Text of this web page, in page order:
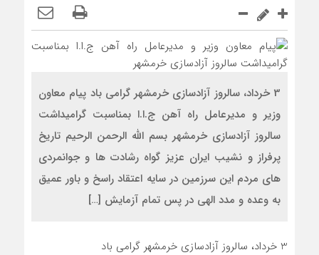
3 خرداد، سالروز آزادسازی خرمشهر گرامی باد پیام معاون
وزیر و مدیرعامل راه آهن ج.ا.ا بمناسبت گرامیداشت
سالروز آزادسازی خرمشهر بسم الله الرحمن الرحیم تاریخ
پرفراز و نشیب ایران عزيز گواه رشادت ها و جوانمردی
های مردم این سرزمین در سایه اعتقاد راسخ و باور عمیق
به وعده و مدد الهی در پس تمام آزمایش […]
3 خرداد، سالروز آزادسازی خرمشهر گرامی باد